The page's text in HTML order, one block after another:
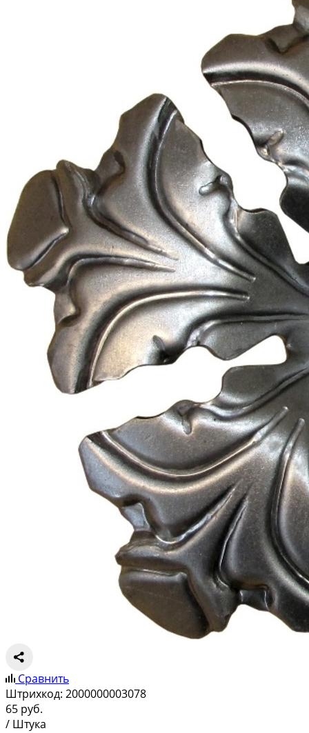
Сравнить
Штрихкод: 2000000003078
65 руб.
/ Штука